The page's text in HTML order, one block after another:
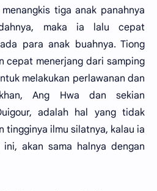
tiga anak panahnya
maka ia lalu cepat
para anak buahnya. Tiong
cepat menerjang dari samping
melakukan perlawanan dan
khan, Ang Hwa dan sekian
adalah hal yang tidak
tingginya ilmu silatnya, kalau ia
akan sama halnya dengan